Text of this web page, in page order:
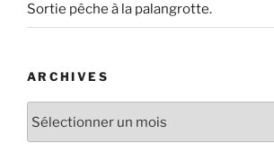
Sortie pêche à la palangrotte.
ARCHIVES